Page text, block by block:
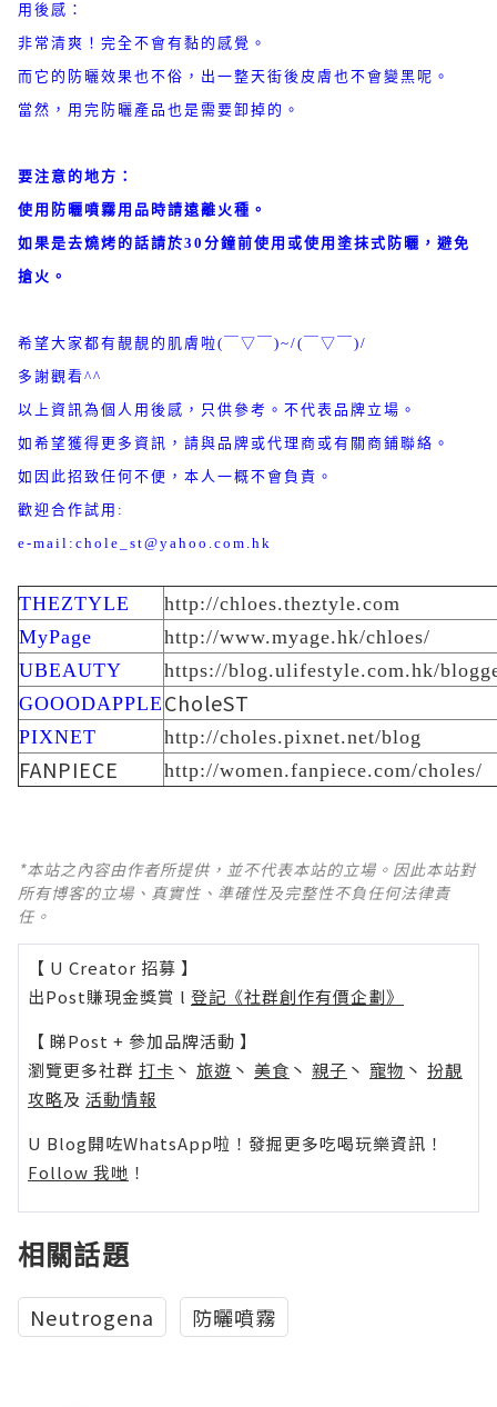
用後感：
非常清爽！完全不會有黏的感覺。
而它的防曬效果也不俗，出一整天街後皮膚也不會變黑呢。
當然，用完防曬產品也是需要卸掉的。
要注意的地方：
使用防曬噴霧用品時請遠離火種。
如果是去燒烤的話請於30分鐘前使用或使用塗抹式防曬，避免
搶火。
希望大家都有靚靚的肌膚啦(￣▽￣)~/(￣▽￣)/
多謝觀看^^
以上資訊為個人用後感，只供參考。不代表品牌立場。
如希望獲得更多資訊，請與品牌或代理商或有關商鋪聯絡。
如因此招致任何不便，本人一概不會負責。
歡迎合作試用:
e-mail:chole_st@yahoo.com.hk
THEZTYLE
http://chloes.theztyle.com
MyPage
http://www.myage.hk/chloes/
UBEAUTY
https://blog.ulifestyle.com.hk/
GOOODAPPLE CholeST
PIXNET http://choles.pixnet.net/blog
FANPIECE http://women.fanpiece.com/choles/
*本站之內容由作者所提供，並不代表本站的立場。因此本站對
所有博客的立場、真實性、準確性及完整性不負任何法律責
任。
【 U Creator 招募 】
出Post賺現金獎賞 l 登記《社群創作有價企劃》
【 睇Post + 參加品牌活動 】
瀏覽更多社群 打卡 丶 旅遊 丶 美食 丶 親子 丶 寵物 丶 扮靚
攻略及 活動情報
U Blog開咗WhatsApp啦！發掘更多吃喝玩樂資訊！
Follow 我哋 ！
相關話題
Neutrogena 防曬噴霧